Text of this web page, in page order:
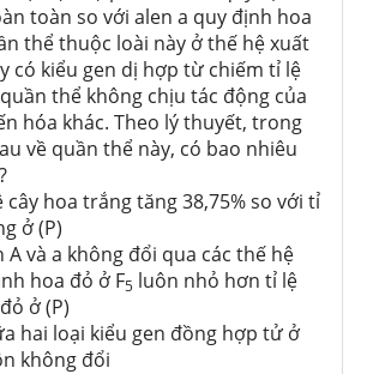
toàn so với alen a quy định hoa
thể thuộc loài này ở thế hệ xuất
có kiểu gen dị hợp từ chiếm tỉ lệ
thể không chịu tác động của
hóa khác. Theo lý thuyết, trong
về quần thể này, có bao nhiêu
cây hoa trắng tăng 38,75% so với tỉ
ở (P)
A và a không đổi qua các thế hệ
hoa đỏ ở F5 luôn nhỏ hơn tỉ lệ
ở (P)
hai loại kiểu gen đồng hợp tử ở
không đổi